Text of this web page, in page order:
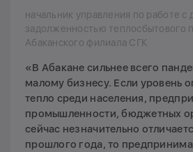
начальник управления по работе с
задолженностью теплосбытового
Абаканского филиала СГК
«В Абакане сильнее всего
малому бизнесу. Если уровень
тепло среди населения,
промышленности, бюджетных
сейчас незначительно
прошлого года, то